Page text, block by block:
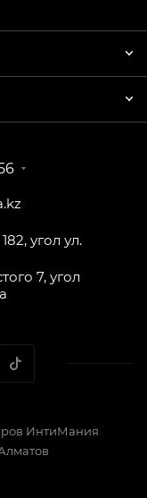
угол ул.
7, угол
ИнтиМания